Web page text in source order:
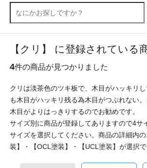
【クリ】 に登録されている
4件の商品が見つかりました
クリは淡茶色のツキ板で、木目がハッキリ
も木目がハッキリ残る為木目がつぶれない
木目がよりはっきりするのでお勧めです。
サイズ別に商品が登録してありますので4サ
サイズを選択してください。商品の詳細内
装】・【OCL塗装】・【UCL塗装】が選択で